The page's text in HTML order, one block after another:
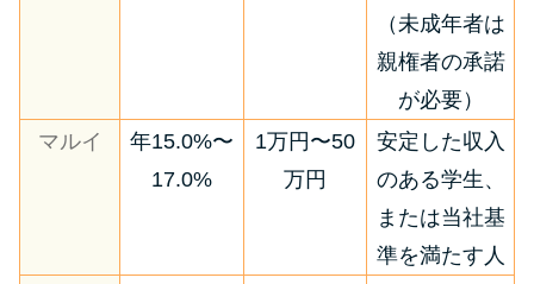
（未成年者は
親権者の承諾
が必要）
マルイ
年15.0%〜
17.0%
1万円〜50
万円
安定した収入
のある学生、
または当社基
準を満たす人